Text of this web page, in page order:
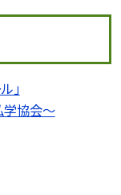
」
協会〜